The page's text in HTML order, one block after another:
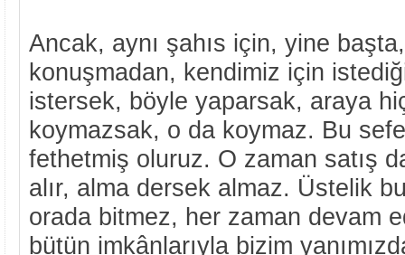
Ancak, aynı şahıs için, yine
konuşmadan, kendimiz için
istersek, böyle yaparsak, araya
koymazsak, o da koymaz. Bu
fethetmiş oluruz. O zaman satış
alır, alma dersek almaz. Üstelik
orada bitmez, her zaman devam
bütün imkânlarıyla bizim